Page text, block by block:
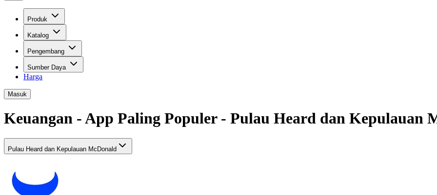
Produk
Katalog
Pengembang
Sumber Daya
Harga
Masuk
Keuangan - App Paling Populer - Pulau Heard dan Kepulauan
Pulau Heard dan Kepulauan McDonald